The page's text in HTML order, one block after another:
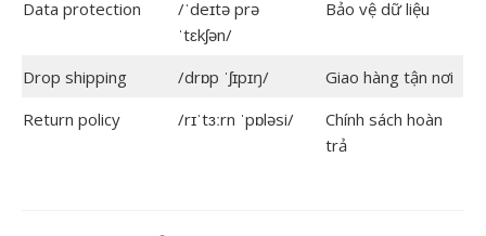
Data protection
/ˈdeɪtə prə
ˈtɛkʃən/
Bảo vệ dữ liệu
Drop shipping /drɒp ˈʃɪpɪŋ/
Giao hàng tận nơi
Return policy
/rɪˈtɜːrn ˈpɒləsi/
Chính sách hoàn
trả